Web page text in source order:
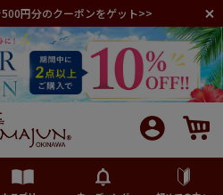
円分のクーポンをゲット>>